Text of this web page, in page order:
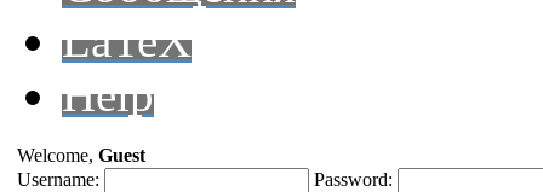
LaTeX
Help
Welcome, Guest
Username:
Password: